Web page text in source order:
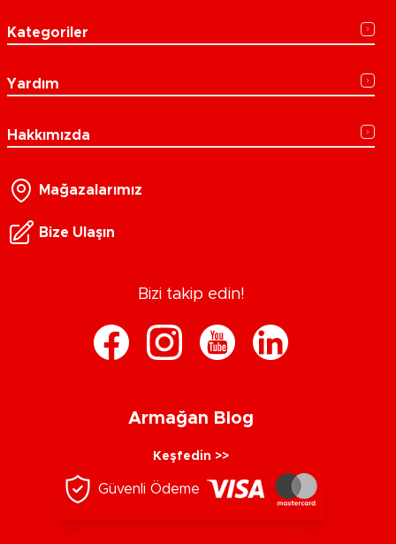
Kategoriler
Yardım
Hakkımızda
Mağazalarımız
Bize Ulaşın
Bizi takip edin!
Armağan Blog
Keşfedin >>
Güvenli Ödeme